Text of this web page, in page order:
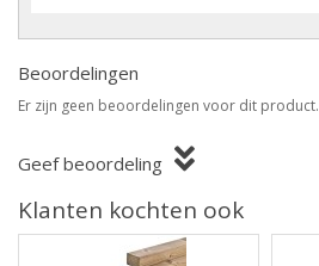
Beoordelingen
Er zijn geen beoordelingen voor dit product.
Geef beoordeling
Klanten kochten ook